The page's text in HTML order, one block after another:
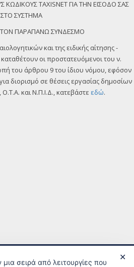
TAXISNET ΓΙΑ ΤΗΝ ΕΙΣΟΔΟ ΣΑΣ
ΣΤΟ ΣΥΣΤΗΜΑ
ΤΟΝ ΠΑΡΑΠΑΝΩ ΣΥΝΔΕΣΜΟ
και της ειδικής αίτησης -
οι προστατευόμενοι του ν.
του άρθρου 9 του ίδιου νόμου, εφόσον
διορισμό σε θέσεις εργασίας δημοσίων
και Ν.Π.Ι.Δ., κατεβάστε εδώ.
✕
σειρά από λειτουργίες που